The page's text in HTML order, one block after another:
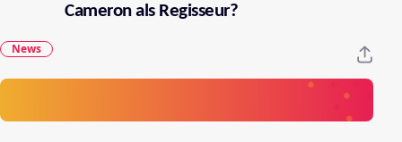
Cameron als Regisseur?
News